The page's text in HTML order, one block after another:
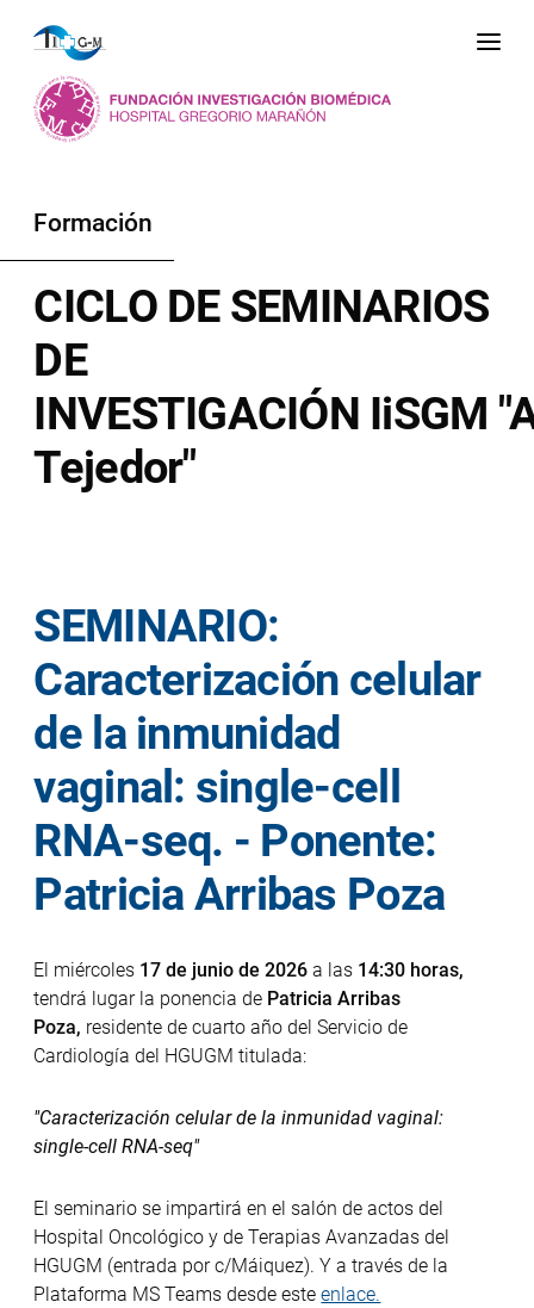
Formación
CICLO DE SEMINARIOS
DE
INVESTIGACIÓN IiSGM
Tejedor"
SEMINARIO:
Caracterización celular
de la inmunidad
vaginal: single-cell
RNA-seq. - Ponente:
Patricia Arribas Poza
El miércoles 17 de junio de 2026a las 14:30 horas,
tendrá lugar la ponencia de Patricia Arribas
Poza, residente de cuarto año del Servicio de
Cardiología del HGUGM titulada:
"Caracterización celular de la inmunidad vaginal:
single-cell RNA-seq"
El seminario se impartirá en el salón de actos del
Hospital Oncológico y de Terapias Avanzadas del
HGUGM (entrada por c/Máiquez). Y a través de la
Plataforma MS Teams desde esteenlace.